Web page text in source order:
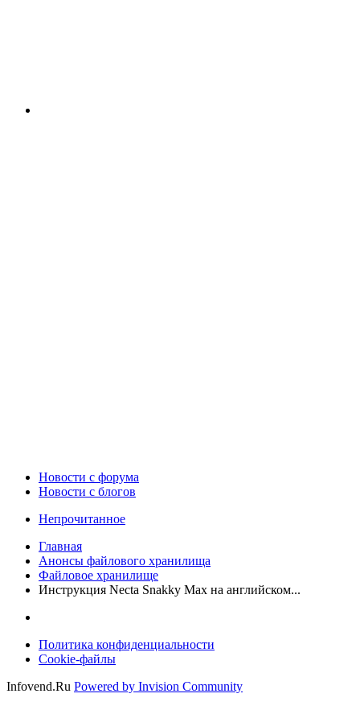
Новости c форума
Новости с блогов
Непрочитанное
Главная
Анонсы файлового хранилища
Файловое хранилище
Инструкция Necta Snakky Max на английском...
Политика конфиденциальности
Cookie-файлы
Infovend.Ru Powered by Invision Community